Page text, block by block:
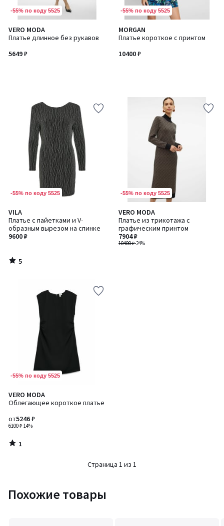
-55% по коду 5525
VERO MODA
Платье длинное без рукавов
5649 ₽
-55% по коду 5525
MORGAN
Платье короткое с принтом
10400 ₽
-55% по коду 5525
VILA
Платье с пайетками и V-
образным вырезом на спинке
9600 ₽
5
/
5
5
/
-55% по коду 5525
VERO MODA
Платье из трикотажа с
графическим принтом
10400 ₽-24%
7904 ₽
-55% по коду 5525
VERO MODA
Облегающее короткое платье
6100 ₽-14%
от5246 ₽
1
/
1
/
Страница 1 из 1
Похожие товары